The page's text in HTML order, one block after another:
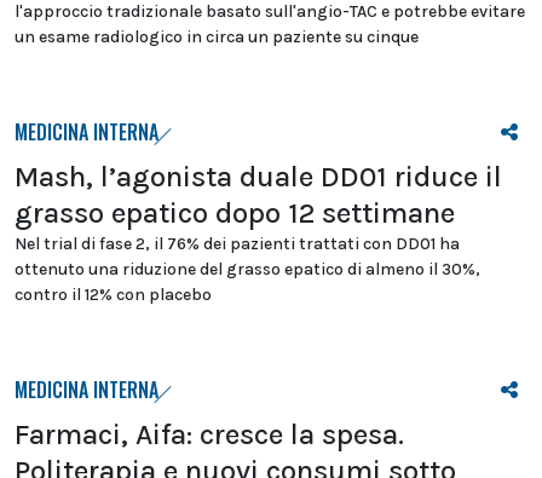
l'approccio tradizionale basato sull'angio-TAC e potrebbe evitare
un esame radiologico in circa un paziente su cinque
MEDICINA INTERNA
Mash, l’agonista duale DD01 riduce il
grasso epatico dopo 12 settimane
Nel trial di fase 2, il 76% dei pazienti trattati con DD01 ha
ottenuto una riduzione del grasso epatico di almeno il 30%,
contro il 12% con placebo
MEDICINA INTERNA
Farmaci, Aifa: cresce la spesa.
Politerapia e nuovi consumi sotto